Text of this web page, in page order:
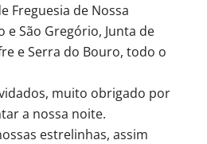
Freguesia de Nossa
e São Gregório, Junta de
e Serra do Bouro, todo o
muito obrigado por
a nossa noite.
estrelinhas, assim